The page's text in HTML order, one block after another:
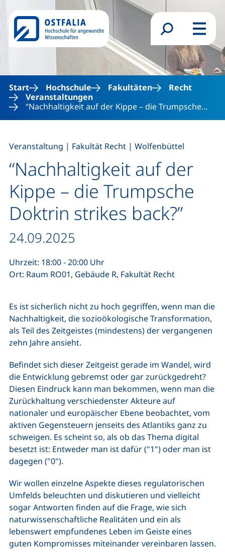
Direkt zum Inhalt
Suchformular
Menü
Start Hochschule Fakultäten
Recht
Veranstaltungen
“Nachhaltigkeit auf der Kippe – die Trumpsche…
“Nachhaltigkeit auf der
Kippe – die Trumpsche
Doktrin strikes back?”
Veranstaltung | Fakultät Recht | Wolfenbüttel
Datum / Dauer:
24.09.2025
Uhrzeit: 18:00 - 20:00 Uhr
Ort: Raum RO01, Gebäude R, Fakultät Recht
Es ist sicherlich nicht zu hoch gegriffen, wenn man die
Nachhaltigkeit, die sozioökologische Transformation,
als Teil des Zeitgeistes (mindestens) der vergangenen
zehn Jahre ansieht.
Befindet sich dieser Zeitgeist gerade im Wandel, wird
die Entwicklung gebremst oder gar zurückgedreht?
Diesen Eindruck kann man bekommen, wenn man die
Zurückhaltung verschiedenster Akteure auf
nationaler und europäischer Ebene beobachtet, vom
aktiven Gegensteuern jenseits des Atlantiks ganz zu
schweigen. Es scheint so, als ob das Thema digital
besetzt ist: Entweder man ist dafür ("1") oder man ist
dagegen ("0").
Wir wollen einzelne Aspekte dieses regulatorischen
Umfelds beleuchten und diskutieren und vielleicht
sogar Antworten finden auf die Frage, wie sich
naturwissenschaftliche Realitäten und ein als
lebenswert empfundenes Leben im Geiste eines
guten Kompromisses miteinander vereinbaren lassen.